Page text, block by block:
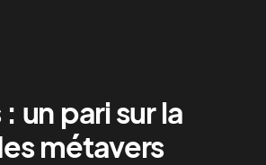
un pari sur la
métavers